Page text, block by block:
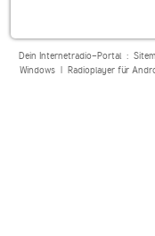
Dein Internetradio-Portal :
Windows| Radioplayer für